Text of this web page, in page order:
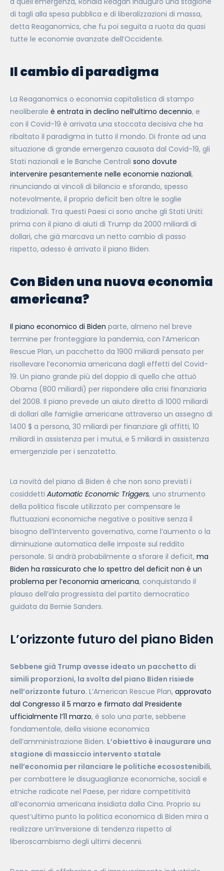
di tagli alla spesa pubblica e di liberalizzazioni di massa,
detta Reaganomics, che fu poi seguita a ruota da quasi
tutte le economie avanzate dell’Occidente.
Il cambio di paradigma
La Reaganomics o economia capitalistica di stampo
neoliberale è entrata in declino nell’ultimo decennio, e
con il Covid-19 è arrivata una stoccata decisiva che ha
ribaltato il paradigma in tutto il mondo. Di fronte ad una
situazione di grande emergenza causata dal Covid-19, gli
Stati nazionali e le Banche Centrali sono dovute
intervenire pesantemente nelle economie nazionali,
rinunciando ai vincoli di bilancio e sforando, spesso
notevolmente, il proprio deficit ben oltre le soglie
tradizionali. Tra questi Paesi ci sono anche gli Stati Uniti:
prima con il piano di aiuti di Trump da 2000 miliardi di
dollari, che già marcava un netto cambio di passo
rispetto, adesso è arrivato il piano Biden.
Con Biden una nuova economia
americana?
Il piano economico di Biden parte, almeno nel breve
termine per fronteggiare la pandemia, con l’American
Rescue Plan, un pacchetto da 1900 miliardi pensato per
risollevare l’economia americana dagli effetti del Covid-
19. Un piano grande più del doppio di quello che attuò
Obama (800 miliardi) per rispondere alla crisi finanziaria
del 2008. Il piano prevede un aiuto diretto di 1000 miliardi
di dollari alle famiglie americane attraverso un assegno di
1400 $ a persona, 30 miliardi per finanziare gli affitti, 10
miliardi in assistenza per i mutui, e 5 miliardi in assistenza
emergenziale per i senzatetto.
La novità del piano di Biden è che non sono previsti i
cosiddetti Automatic Economic Triggers, uno strumento
della politica fiscale utilizzato per compensare le
fluttuazioni economiche negative o positive senza il
bisogno dell’intervento governativo, come l’aumento o la
diminuzione automatica delle imposte sul reddito
personale. Si andrà probabilmente a sforare il deficit, ma
Biden ha rassicurato che lo spettro del deficit non è un
problema per l’economia americana, conquistando il
plauso dell’ala progressista del partito democratico
guidata da Bernie Sanders.
L’orizzonte futuro del piano Biden
Sebbene già Trump avesse ideato un pacchetto di
simili proporzioni, la svolta del piano Biden risiede
nell’orizzonte futuro. L’American Rescue Plan, approvato
dal Congresso il 5 marzo e firmato dal Presidente
ufficialmente l’11 marzo, è solo una parte, sebbene
fondamentale, della visione economica
dell’amministrazione Biden. L’obiettivo è inaugurare una
stagione di massiccio intervento statale
nell’economia per rilanciare le politiche ecosostenibili,
per combattere le disuguaglianze economiche, sociali e
etniche radicate nel Paese, per ridare competitività
all’economia americana insidiata dalla Cina. Proprio su
quest’ultimo punto la politica economica di Biden mira a
realizzare un’inversione di tendenza rispetto al
liberoscambismo degli ultimi decenni.